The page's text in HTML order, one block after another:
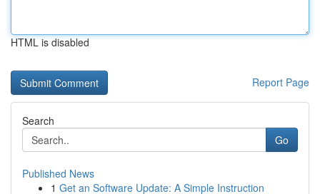
HTML is disabled
Report Page
Search
Go
Published News
1 Get an Software Update: A Simple Instruction